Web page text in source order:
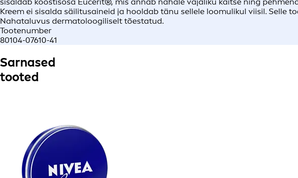
sisaldab koostisosa Eucerit®, mis annab nahale vajaliku kaitse ning
Kreem ei sisalda säilitusaineid ja hooldab tänu sellele loomulikul viisil.
Nahataluvus dermatoloogiliselt tõestatud.
Tootenumber
80104-07610-41
Sarnased
tooted